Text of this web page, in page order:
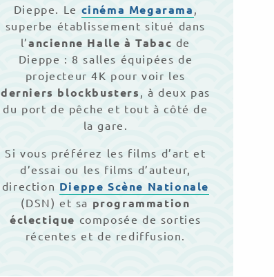
Dieppe. Le cinéma Megarama ,
superbe établissement situé dans
l’ancienne Halle à Tabac de
Dieppe : 8 salles équipées de
projecteur 4K pour voir les
derniers blockbusters , à deux pas
du port de pêche et tout à côté de
la gare.
Si vous préférez les films d’art et
d’essai ou les films d’auteur,
direction Dieppe Scène Nationale
(DSN) et sa programmation
éclectique composée de sorties
récentes et de rediffusion.